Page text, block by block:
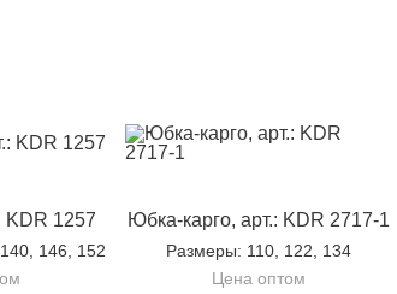
KDR 1257
146, 152
Юбка-карго, арт.: KDR 2717-1
Размеры: 110, 122, 134
Цена оптом